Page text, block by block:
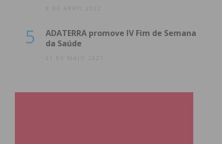
8 DE ABRIL 2022
5
ADATERRA promove IV Fim de Semana
da Saúde
21 DE MAIO 2021